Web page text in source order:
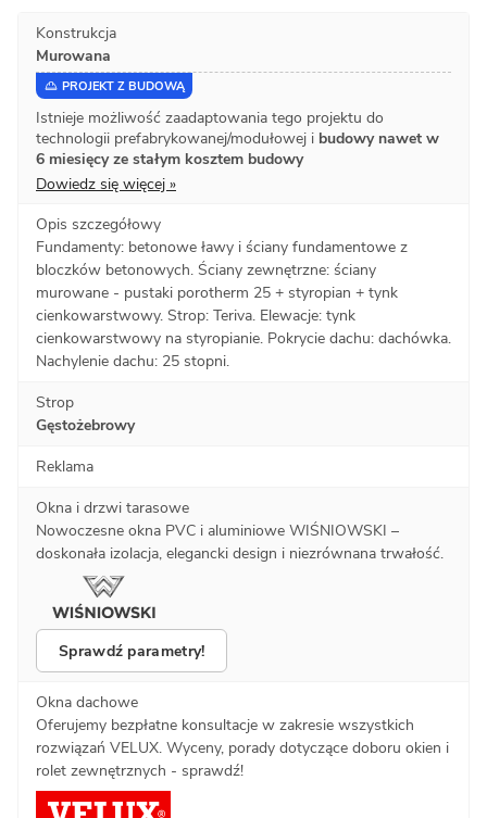
Konstrukcja
Murowana
PROJEKT Z BUDOWĄ
Istnieje możliwość zaadaptowania tego projektu do
technologii prefabrykowanej/modułowej i budowy nawet w
6 miesięcy ze stałym kosztem budowy
Dowiedz się więcej »
Opis szczegółowy
Fundamenty: betonowe ławy i ściany fundamentowe z
bloczków betonowych. Ściany zewnętrzne: ściany
murowane - pustaki porotherm 25 + styropian + tynk
cienkowarstwowy. Strop: Teriva. Elewacje: tynk
cienkowarstwowy na styropianie. Pokrycie dachu: dachówka.
Nachylenie dachu: 25 stopni.
Strop
Gęstożebrowy
Reklama
Okna i drzwi tarasowe
Nowoczesne okna PVC i aluminiowe WIŚNIOWSKI –
doskonała izolacja, elegancki design i niezrównana trwałość.
Sprawdź parametry!
Okna dachowe
Oferujemy bezpłatne konsultacje w zakresie wszystkich
rozwiązań VELUX. Wyceny, porady dotyczące doboru okien i
rolet zewnętrznych - sprawdź!